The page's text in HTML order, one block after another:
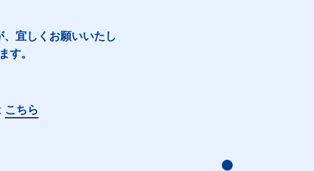
宜しくお願いいたし
す。
こちら